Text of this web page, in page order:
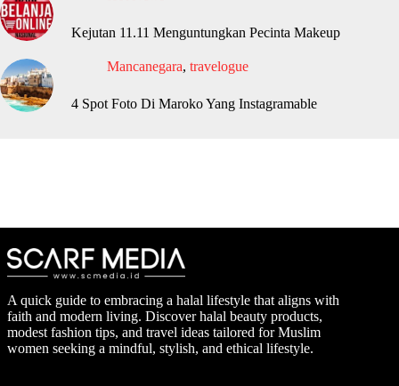
Kejutan 11.11 Menguntungkan Pecinta Makeup
Mancanegara, travelogue
4 Spot Foto Di Maroko Yang Instagramable
A quick guide to embracing a halal lifestyle that aligns with
faith and modern living. Discover halal beauty products,
modest fashion tips, and travel ideas tailored for Muslim
women seeking a mindful, stylish, and ethical lifestyle.